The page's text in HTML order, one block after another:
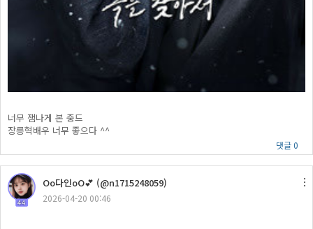
너무 잼나게 본 중드
장릉혁배우 너무 좋으다 ^^
댓글 0
44
Oo다인oO💕 (@n1715248059)
2026-04-20 00:46